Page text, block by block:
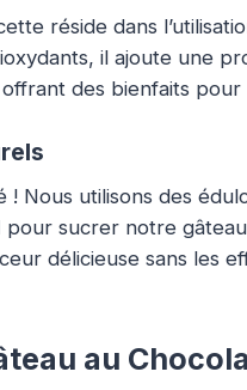
réside dans
il ajoute une
des bienfaits pour
! Nous utilisons des
pour sucrer notre
délicieuse sans les
au